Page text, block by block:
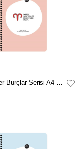
Hisli Şeyler Burçlar Serisi A4 Çizgili Stickerli Defter - Sabırsız Demeyelim De Sonuç Odaklı Diyelim